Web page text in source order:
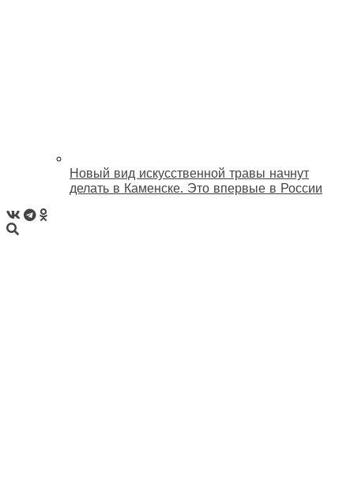
Новый вид искусственной травы начнут
делать в Каменске. Это впервые в России